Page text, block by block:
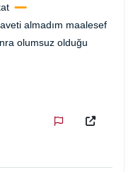
almadım maalesef
olumsuz olduğu